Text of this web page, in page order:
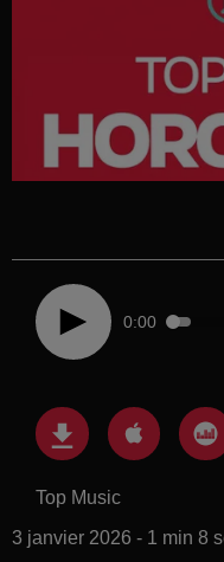
0:00
Top Music
3 janvier 2026 - 1 min 8